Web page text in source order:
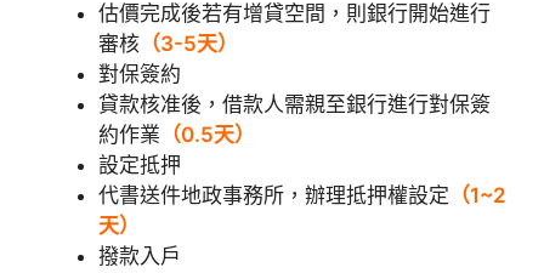
估價完成後若有增貸空間，則銀行開始進行
審核 （3-5天）
對保簽約
貸款核准後，借款人需親至銀行進行對保簽
約作業 （0.5天）
設定抵押
代書送件地政事務所，辦理抵押權設定 （1~2
天）
撥款入戶